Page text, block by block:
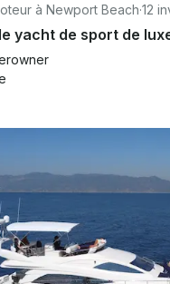
à Newport Beach·12